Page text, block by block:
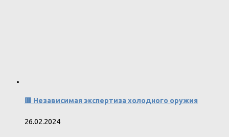
🟥 Независимая экспертиза холодного оружия
26.02.2024